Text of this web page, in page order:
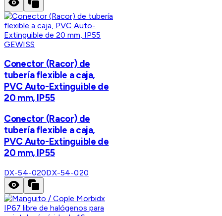
GEWISS
Conector (Racor) de
tubería flexible a caja,
PVC Auto-Extinguible de
20 mm, IP55
Conector (Racor) de
tubería flexible a caja,
PVC Auto-Extinguible de
20 mm, IP55
DX-54-020DX-54-020